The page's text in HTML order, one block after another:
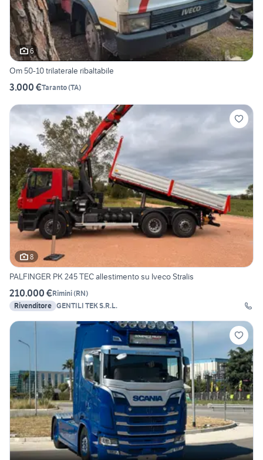
6
Om 50-10 trilaterale ribaltabile
3.000 €Taranto(TA)
8
PALFINGER PK 245 TEC allestimento su Iveco Stralis
210.000 €Rimini(RN)
Rivenditore GENTILI TEK S.R.L.